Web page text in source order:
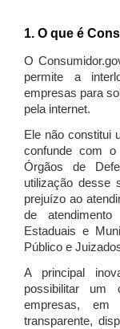
1. O que é
O
permite a
empresas para
pela internet.
Ele não constitui
confunde com o
Órgãos de
utilização desse
prejuízo ao
de
Estaduais e
Público e
A principal
possibilitar um
empresas, em
transparente,